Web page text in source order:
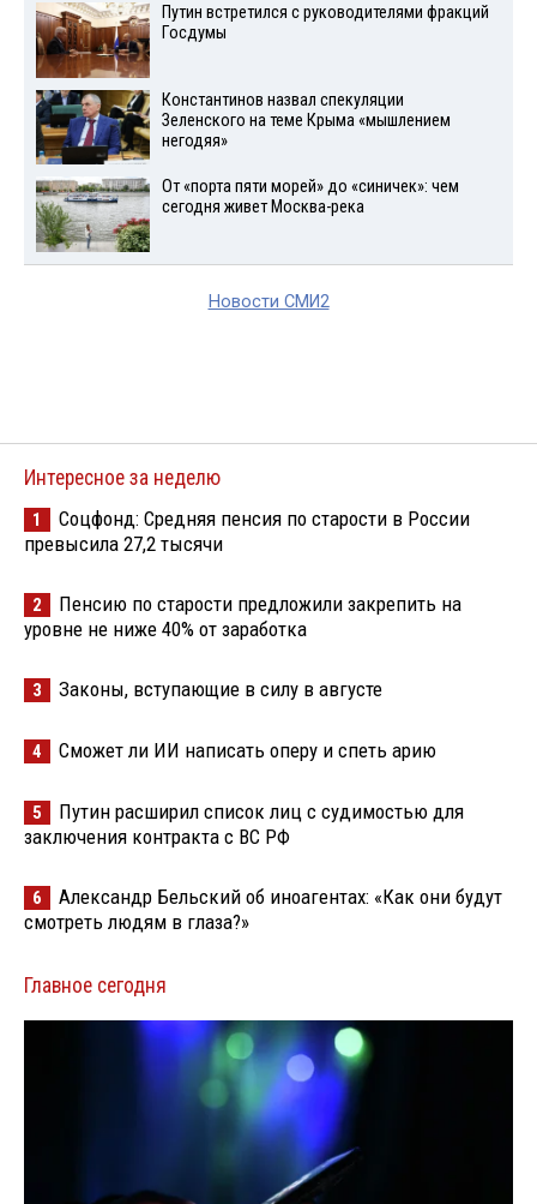
Путин встретился с руководителями фракций
Госдумы
Константинов назвал спекуляции
Зеленского на теме Крыма «мышлением
негодяя»
От «порта пяти морей» до «синичек»: чем
сегодня живет Москва-река
Новости СМИ2
Интересное за неделю
1
Соцфонд: Средняя пенсия по старости в России
превысила 27,2 тысячи
2
Пенсию по старости предложили закрепить на
уровне не ниже 40% от заработка
3 Законы, вступающие в силу в августе
4 Сможет ли ИИ написать оперу и спеть арию
5
Путин расширил список лиц с судимостью для
заключения контракта с ВС РФ
6
Александр Бельский об иноагентах: «Как они будут
смотреть людям в глаза?»
Главное сегодня